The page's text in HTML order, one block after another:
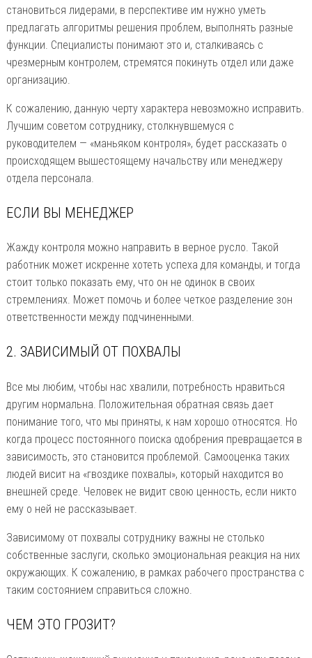
становиться лидерами, в перспективе им нужно уметь
предлагать алгоритмы решения проблем, выполнять разные
функции. Специалисты понимают это и, сталкиваясь с
чрезмерным контролем, стремятся покинуть отдел или даже
организацию.
К сожалению, данную черту характера невозможно исправить.
Лучшим советом сотруднику, столкнувшемуся с
руководителем — «маньяком контроля», будет рассказать о
происходящем вышестоящему начальству или менеджеру
отдела персонала.
ЕСЛИ ВЫ МЕНЕДЖЕР
Жажду контроля можно направить в верное русло. Такой
работник может искренне хотеть успеха для команды, и тогда
стоит только показать ему, что он не одинок в своих
стремлениях. Может помочь и более четкое разделение зон
ответственности между подчиненными.
2. ЗАВИСИМЫЙ ОТ ПОХВАЛЫ
Все мы любим, чтобы нас хвалили, потребность нравиться
другим нормальна. Положительная обратная связь дает
понимание того, что мы приняты, к нам хорошо относятся. Но
когда процесс постоянного поиска одобрения превращается в
зависимость, это становится проблемой. Самооценка таких
людей висит на «гвоздике похвалы», который находится во
внешней среде. Человек не видит свою ценность, если никто
ему о ней не рассказывает.
Зависимому от похвалы сотруднику важны не столько
собственные заслуги, сколько эмоциональная реакция на них
окружающих. К сожалению, в рамках рабочего пространства с
таким состоянием справиться сложно.
ЧЕМ ЭТО ГРОЗИТ?